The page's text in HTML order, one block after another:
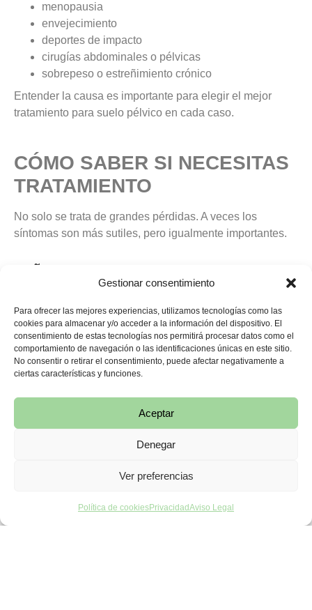
Gestionar consentimiento
Para ofrecer las mejores experiencias, utilizamos tecnologías como las
cookies para almacenar y/o acceder a la información del dispositivo. El
consentimiento de estas tecnologías nos permitirá procesar datos como el
comportamiento de navegación o las identificaciones únicas en este sitio.
No consentir o retirar el consentimiento, puede afectar negativamente a
ciertas características y funciones.
Aceptar
Denegar
Ver preferencias
Política de cookiesPrivacidadAviso Legal
menopausia
envejecimiento
deportes de impacto
cirugías abdominales o pélvicas
sobrepeso o estreñimiento crónico
Entender la causa es importante para elegir el mejor
tratamiento para suelo pélvico en cada caso.
CÓMO SABER SI NECESITAS
TRATAMIENTO
No solo se trata de grandes pérdidas. A veces los
síntomas son más sutiles, pero igualmente importantes.
escapes al toser, reír o estornudar
sensación de urgencia para ir al baño
dificultad para retener la orina
sensación de peso en la zona pélvica
TRATAMIENTO PARA SUELO
PÉLVICO: OPCIONES
EFECTIVAS